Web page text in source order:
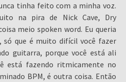
tinha feito com a minha voz.
na pira de Nick Cave, Dry
meio spoken word. Eu queria
só que é muito difícil você fazer
guitarra, porque você está ali
está fazendo ritmicamente no
BPM, é outra coisa. Então